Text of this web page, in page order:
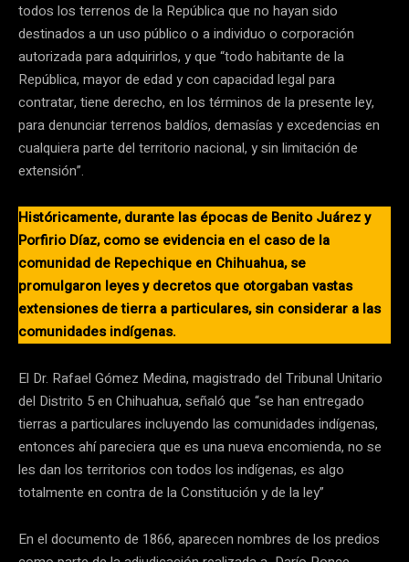
todos los terrenos de la República que no hayan sido
destinados a un uso público o a individuo o corporación
autorizada para adquirirlos, y que “todo habitante de la
República, mayor de edad y con capacidad legal para
contratar, tiene derecho, en los términos de la presente ley,
para denunciar terrenos baldíos, demasías y excedencias en
cualquiera parte del territorio nacional, y sin limitación de
extensión”.
Históricamente, durante las épocas de Benito Juárez y
Porfirio Díaz, como se evidencia en el caso de la
comunidad de Repechique en Chihuahua, se
promulgaron leyes y decretos que otorgaban vastas
extensiones de tierra a particulares, sin considerar a las
comunidades indígenas.
El Dr. Rafael Gómez Medina, magistrado del Tribunal Unitario
del Distrito 5 en Chihuahua, señaló que “se han entregado
tierras a particulares incluyendo las comunidades indígenas,
entonces ahí pareciera que es una nueva encomienda, no se
les dan los territorios con todos los indígenas, es algo
totalmente en contra de la Constitución y de la ley”
En el documento de 1866, aparecen nombres de los predios